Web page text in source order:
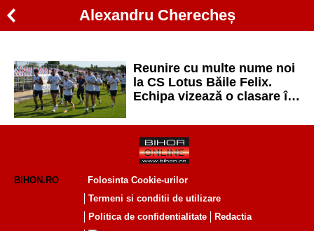
Alexandru Cherecheș
Reunire cu multe nume noi
la CS Lotus Băile Felix.
Echipa vizează o clasare în
BIHON.RO
Folosinta Cookie-urilor
Termeni si conditii de utilizare
Politica de confidentialitate
Redactia